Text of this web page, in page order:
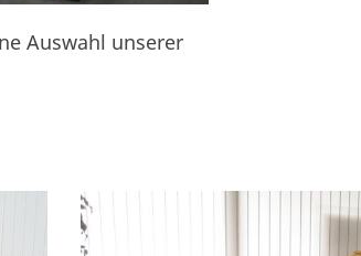
Auswahl unserer